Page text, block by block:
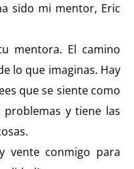
sido mi mentor, Eric
mentora. El camino
lo que imaginas. Hay
que se siente como
y tiene las
vente conmigo para